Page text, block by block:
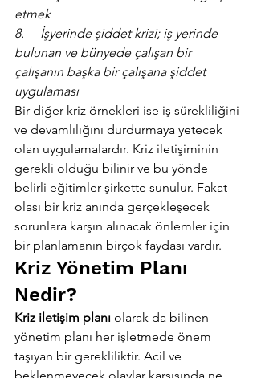
etmek
8.     İşyerinde şiddet krizi; iş yerinde
bulunan ve bünyede çalışan bir
çalışanın başka bir çalışana şiddet
uygulaması
Bir diğer kriz örnekleri ise iş sürekliliğini
ve devamlılığını durdurmaya yetecek
olan uygulamalardır. Kriz iletişiminin
gerekli olduğu bilinir ve bu yönde
belirli eğitimler şirkette sunulur. Fakat
olası bir kriz anında gerçekleşecek
sorunlara karşın alınacak önlemler için
bir planlamanın birçok faydası vardır.
Kriz Yönetim Planı
Nedir?
Kriz iletişim planı olarak da bilinen
yönetim planı her işletmede önem
taşıyan bir gerekliliktir. Acil ve